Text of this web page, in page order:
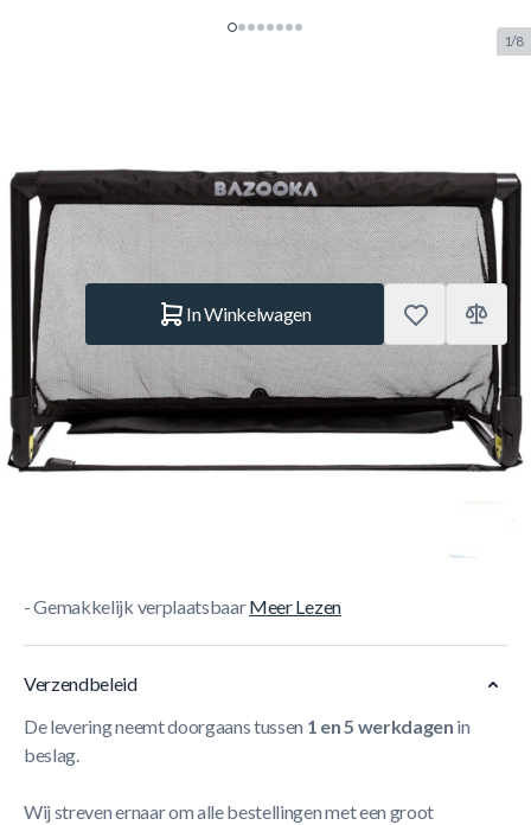
1/8
SKU:BUF.7090.131
NIEUW
€ 139.– Op voorraad
Aantal
In Winkelwagen
Korte Beschrijving
De Bazooka Folding Goal
- Gemakkelijk verplaatsbaarMeer Lezen
Verzendbeleid
De levering neemt doorgaans tussen 1 en 5 werkdagen in
beslag.
Wij streven ernaar om alle bestellingen met een groot